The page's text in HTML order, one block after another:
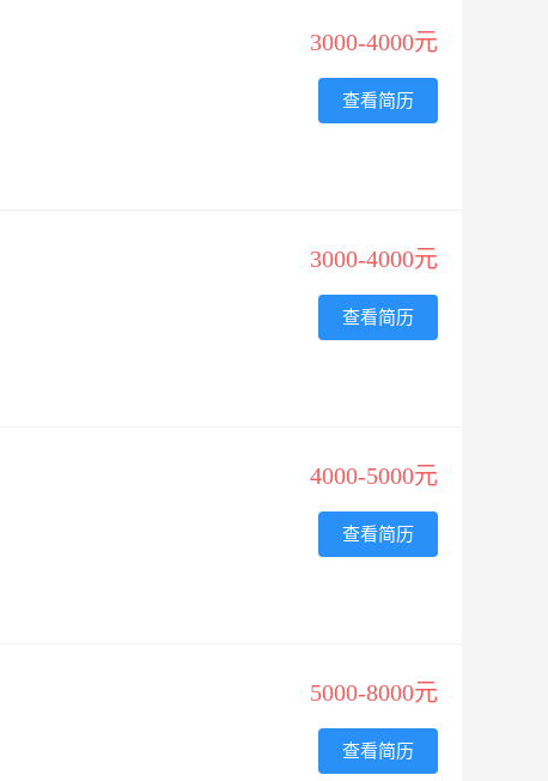
3000-4000元
查看简历
3000-4000元
查看简历
4000-5000元
查看简历
5000-8000元
查看简历